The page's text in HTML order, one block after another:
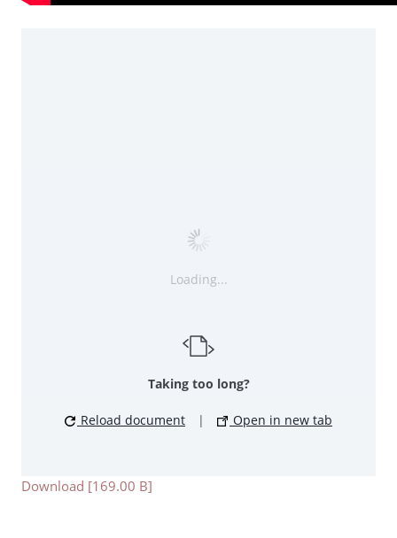
Loading...
Taking too long?
Reload document | Open in new tab
Download [169.00 B]